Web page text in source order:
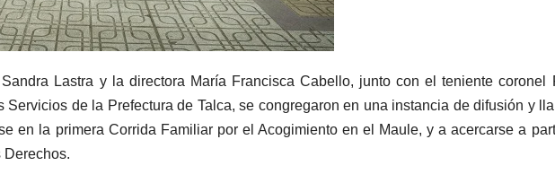
Lastra y la directora María Francisca Cabello, junto con el teniente coronel
Servicios de la Prefectura de Talca, se congregaron en una instancia de difusión y
en la primera Corrida Familiar por el Acogimiento en el Maule, y a acercarse a
Derechos.